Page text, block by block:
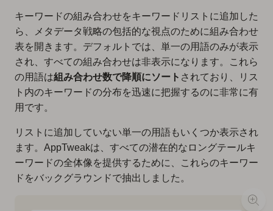
キーワードの組み合わせをキーワードリストに追加した
ら、メタデータ戦略の包括的な視点のために組み合わせ
表を開きます。デフォルトでは、単一の用語のみが表示
され、すべての組み合わせは非表示になります。これら
の用語は組み合わせ数で降順にソート されており、リス
ト内のキーワードの分布を迅速に把握するのに非常に有
用です。
リストに追加していない単一の用語もいくつか表示され
ます。AppTweakは、すべての潜在的なロングテールキ
ーワードの全体像を提供するために、これらのキーワー
ドをバックグラウンドで抽出しました。